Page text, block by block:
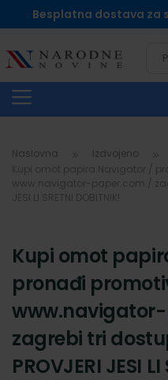
Besplatna dostava za
Naslovna
Izdvojeno
Kupi omot
pronađi
zagrebi tri
PROVJERI JESI